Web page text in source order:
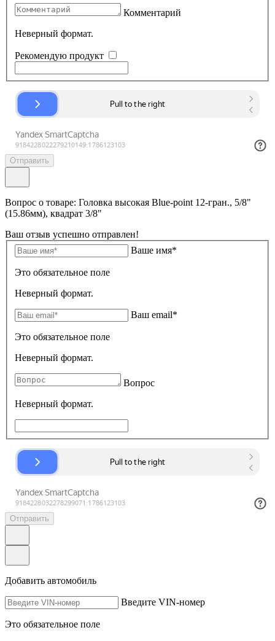
Комментарий
Неверный формат.
Рекомендую продукт
Отправить
Вопрос о товаре: Головка высокая Blue-point 12-гран., 5/8"
(15.86мм), квадрат 3/8"
Ваш отзыв успешно отправлен!
Ваше имя*
Это обязательное поле
Неверный формат.
Ваш email*
Это обязательное поле
Неверный формат.
Вопрос
Неверный формат.
Отправить
Добавить автомобиль
Введите VIN-номер
Это обязательное поле